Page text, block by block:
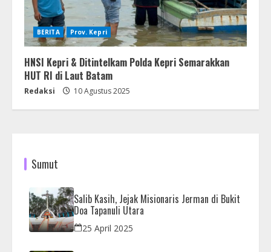
BERITA Prov. Kepri
HNSI Kepri & Ditintelkam Polda Kepri Semarakkan
HUT RI di Laut Batam
Redaksi 10 Agustus 2025
Sumut
Salib Kasih, Jejak Misionaris Jerman di Bukit
Doa Tapanuli Utara
25 April 2025